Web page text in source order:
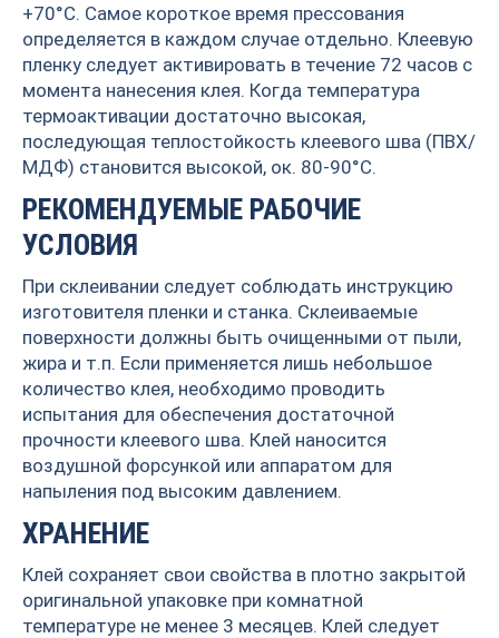
+70°С. Самое короткое время прессования
определяется в каждом случае отдельно. Клеевую
пленку следует активировать в течение 72 часов с
момента нанесения клея. Когда температура
термоактивации достаточно высокая,
последующая теплостойкость клеевого шва (ПВХ/
МДФ) становится высокой, ок. 80-90°С.
РЕКОМЕНДУЕМЫЕ РАБОЧИЕ
УСЛОВИЯ
При склеивании следует соблюдать инструкцию
изготовителя пленки и станка. Склеиваемые
поверхности должны быть очищенными от пыли,
жира и т.п. Если применяется лишь небольшое
количество клея, необходимо проводить
испытания для обеспечения достаточной
прочности клеевого шва. Клей наносится
воздушной форсункой или аппаратом для
напыления под высоким давлением.
ХРАНЕНИЕ
Клей сохраняет свои свойства в плотно закрытой
оригинальной упаковке при комнатной
температуре не менее 3 месяцев. Клей следует